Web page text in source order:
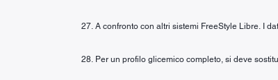
27. A confronto con altri sistemi FreeStyle Libre. I
28. Per un profilo glicemico completo, si deve